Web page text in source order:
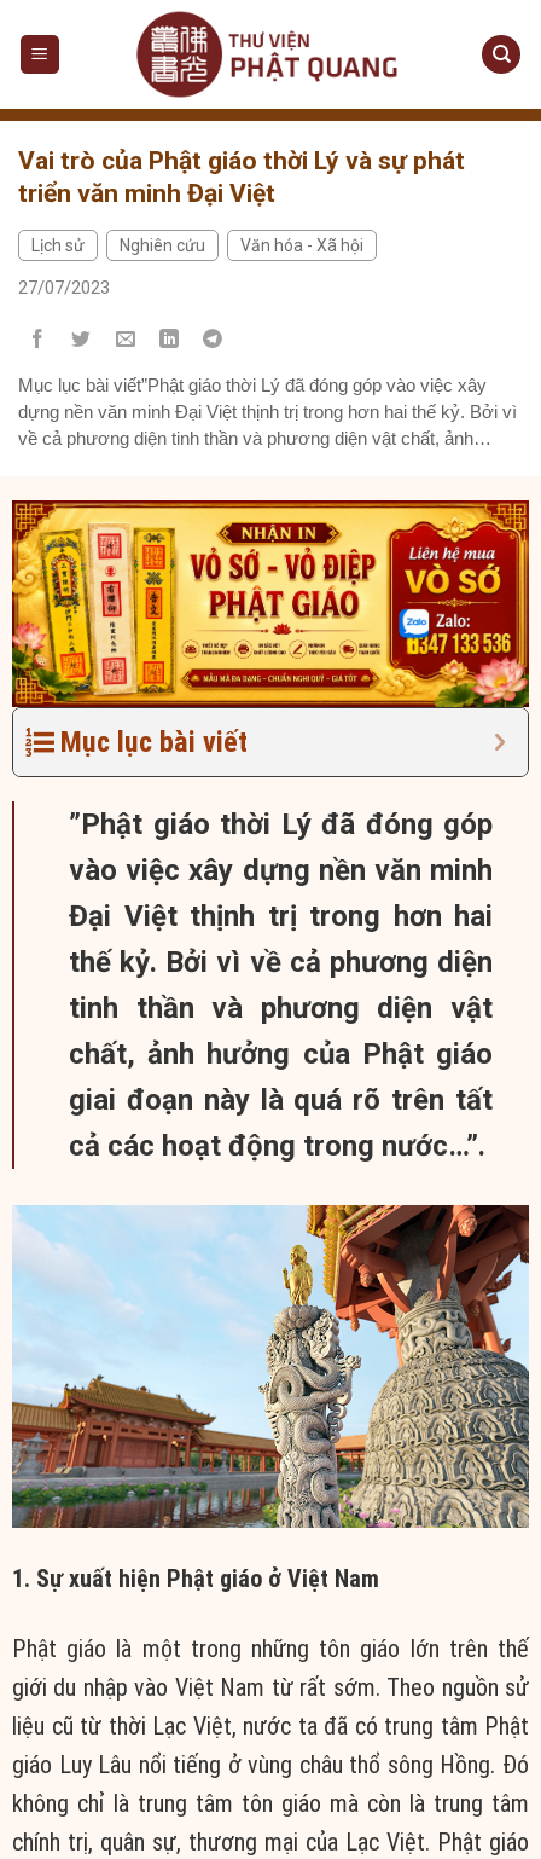
content
Vai trò của Phật giáo thời Lý và sự phát
triển văn minh Đại Việt
Lịch sử Nghiên cứu Văn hóa - Xã hội
27/07/2023
Mục lục bài viết”Phật giáo thời Lý đã đóng góp vào việc xây
dựng nền văn minh Đại Việt thịnh trị trong hơn hai thế kỷ. Bởi vì
về cả phương diện tinh thần và phương diện vật chất, ảnh
Mục lục bài viết
”Phật giáo thời Lý đã đóng góp
vào việc xây dựng nền văn minh
Đại Việt thịnh trị trong hơn hai
thế kỷ. Bởi vì về cả phương diện
tinh thần và phương diện vật
chất, ảnh hưởng của Phật giáo
giai đoạn này là quá rõ trên tất
cả các hoạt động trong nước…”.
1. Sự xuất hiện Phật giáo ở Việt Nam
Phật giáo là một trong những tôn giáo lớn trên thế
giới du nhập vào Việt Nam từ rất sớm. Theo nguồn sử
liệu cũ từ thời Lạc Việt, nước ta đã có trung tâm Phật
giáo Luy Lâu nổi tiếng ở vùng châu thổ sông Hồng. Đó
không chỉ là trung tâm tôn giáo mà còn là trung tâm
chính trị, quân sự, thương mại của Lạc Việt. Phật giáo